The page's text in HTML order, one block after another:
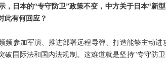
，日本的“专守防卫”政策不变，中方关于日本“新
此有何回应？
参加军演、推进部署远程导弹、打造能够主动进
国际法和国内法规制。这难道就是坚持“专守防